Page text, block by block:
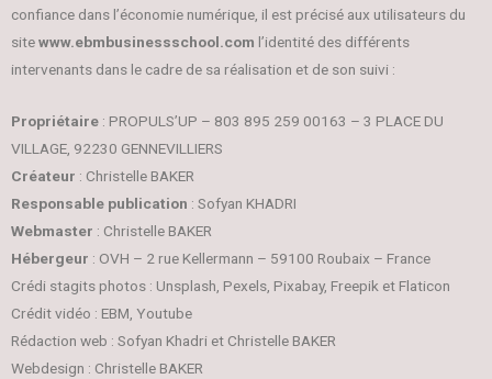
confiance dans l’économie numérique, il est précisé aux utilisateurs du
sitewww.ebmbusinessschool.com l’identité des différents
intervenants dans le cadre de sa réalisation et de son suivi :
Propriétaire : PROPULS’UP – 803 895 259 00163 – 3 PLACE DU
VILLAGE, 92230 GENNEVILLIERS
Créateur : Christelle BAKER
Responsable publication : Sofyan KHADRI
Webmaster : Christelle BAKER
Hébergeur : OVH – 2 rue Kellermann – 59100 Roubaix – France
Crédi stagits photos : Unsplash, Pexels, Pixabay, Freepik et Flaticon
Crédit vidéo : EBM, Youtube
Rédaction web : Sofyan Khadri et Christelle BAKER
Webdesign : Christelle BAKER